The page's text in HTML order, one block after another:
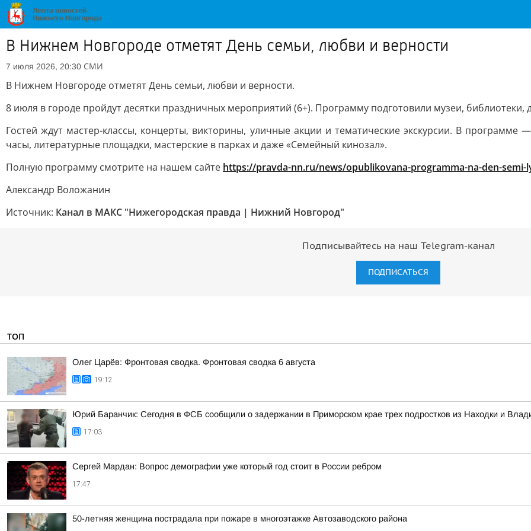
В Нижнем Новгороде отметят День семьи, любви и верности
7 июля 2026, 20:30 СМИ
В Нижнем Новгороде отметят День семьи, любви и верности.
8 июля в городе пройдут десятки праздничных мероприятий (6+). Программу подготовили музеи,
Гостей ждут мастер-классы, концерты, викторины, уличные акции и тематические экскурсии. В
часы, литературные площадки, мастерские в парках и даже «Семейный кинозал».
Полную программу смотрите на нашем сайте https://pravda-nn.ru/news/opublikovana-programma-na-den-
Александр Воложанин
Источник: Канал в МАКС "Нижегородская правда | Нижний Новгород"
Подписывайтесь на наш Telegram-канал
ПОДПИСАТЬСЯ
ТОП
Олег Царёв: Фронтовая сводка. Фронтовая сводка 6 августа
19:12
Юрий Баранчик: Сегодня в ФСБ сообщили о задержании в Приморском крае трех подростков из Находки и
17:03
Сергей Мардан: Вопрос демографии уже который год стоит в России ребром
17:47
50-летняя женщина пострадала при пожаре в многоэтажке Автозаводского района